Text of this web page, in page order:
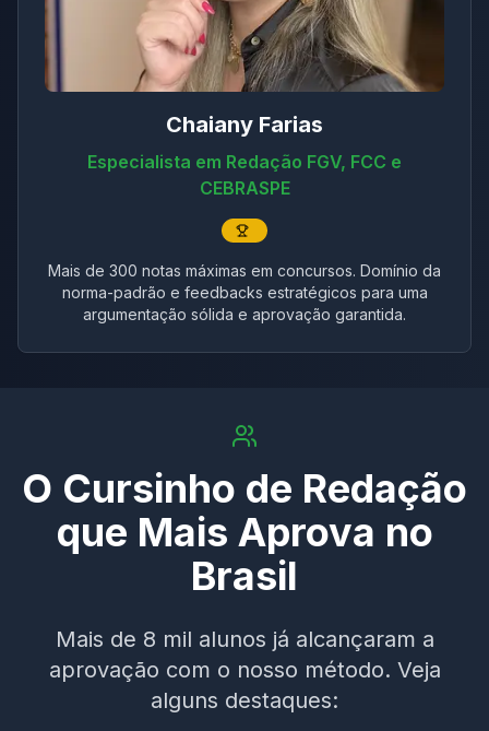
Chaiany Farias
Especialista em Redação FGV, FCC e
CEBRASPE
Mais de 300 notas máximas em concursos. Domínio da
norma-padrão e feedbacks estratégicos para uma
argumentação sólida e aprovação garantida.
O Cursinho de Redação
que Mais Aprova no
Brasil
Mais de 8 mil alunos já alcançaram a
aprovação com o nosso método. Veja
alguns destaques: